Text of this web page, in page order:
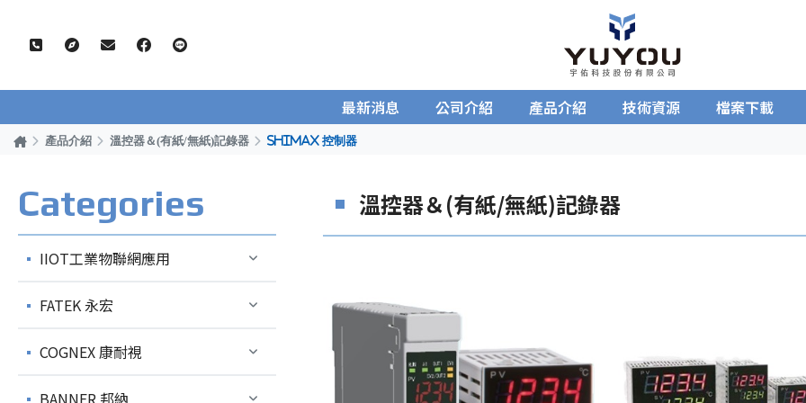
最新消息 公司介紹 產品介紹 技術資源 檔案下載
產品介紹 溫控器＆(有紙/無紙)記錄器 SHIMAX 控制器
Categories
IIOT工業物聯網應用
FATEK 永宏
COGNEX 康耐視
BANNER 邦納
溫控器＆(有紙/無紙)記錄器